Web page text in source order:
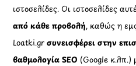
ιστοσελίδες. Οι ιστοσελίδες
από κάθε προβολή, καθώς η
Loatki.gr συνεισφέρει στην
βαθμολογία SEO (Google